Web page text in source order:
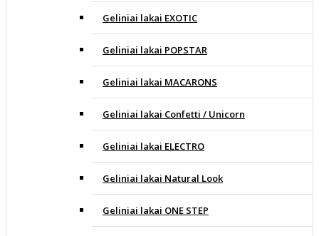
Geliniai lakai EXOTIC
Geliniai lakai POPSTAR
Geliniai lakai MACARONS
Geliniai lakai Confetti / Unicorn
Geliniai lakai ELECTRO
Geliniai lakai Natural Look
Geliniai lakai ONE STEP